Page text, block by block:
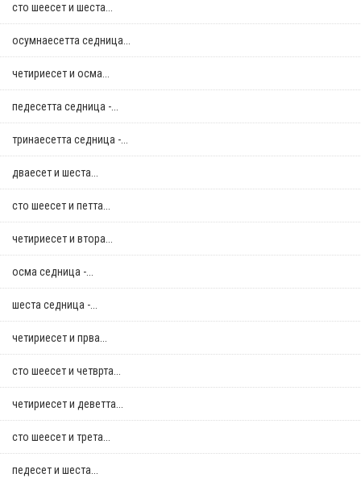
сто шеесет и шеста...
осумнaесетта седница...
четириесет и осма...
педесетта седница -...
тринаесетта седница -...
дваесет и шеста...
сто шеесет и петта...
четириесет и втора...
осма седница -...
шеста седница -...
четириесет и прва...
сто шеесет и четврта...
четириесет и деветта...
сто шеесет и трета...
педесет и шеста...